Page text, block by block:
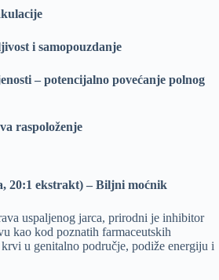
i samopouzdanje
– potencijalno povećanje polnog
raspoloženje
20:1 ekstrakt) – Biljni moćnik
uspaljenog jarca, prirodni je inhibitor
kao kod poznatih farmaceutskih
u genitalno područje, podiže energiju i